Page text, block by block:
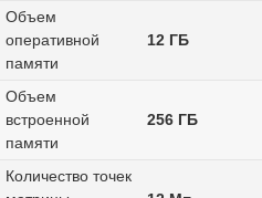
Объем
оперативной
памяти
12 ГБ
Объем
встроенной
памяти
256 ГБ
Количество точек